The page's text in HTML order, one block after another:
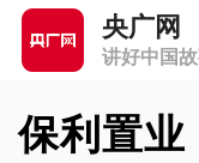
央广网
讲好中国
保利置